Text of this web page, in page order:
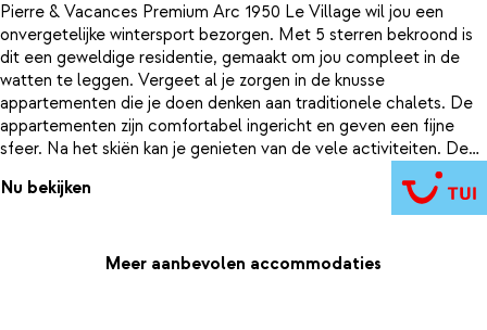
Pierre & Vacances Premium Arc 1950 Le Village wil jou een
onvergetelijke wintersport bezorgen. Met 5 sterren bekroond is
dit een geweldige residentie, gemaakt om jou compleet in de
watten te leggen. Vergeet al je zorgen in de knusse
appartementen die je doen denken aan traditionele chalets. De
appartementen zijn comfortabel ingericht en geven een fijne
sfeer. Na het skiën kan je genieten van de vele activiteiten. De
fitnessruimte, wellness centra en après-skiactiviteiten mogen
natuurlijk niet ontbreken. Ook heeft Pierre & Vacances Premium
Arc 1950 Le Village meerdere verwarmde binnenbaden.
Nu bekijken
Meer aanbevolen accommodaties